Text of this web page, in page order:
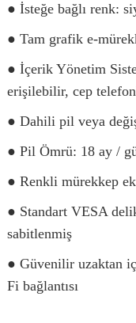
● İsteğe bağlı renk:
● Tam grafik e-
● İçerik Yönetim
erişilebilir, cep
● Dahili pil veya
● Pil Ömrü: 18 ay /
● Renkli mürekkep
● Standart VESA
sabitlenmiş
● Güvenilir uzaktan
Fi bağlantısı